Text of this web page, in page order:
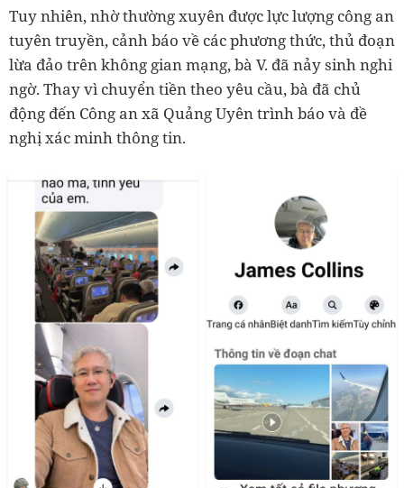
Tuy nhiên, nhờ thường xuyên được lực lượng công an
tuyên truyền, cảnh báo về các phương thức, thủ đoạn
lừa đảo trên không gian mạng, bà V. đã nảy sinh nghi
ngờ. Thay vì chuyển tiền theo yêu cầu, bà đã chủ
động đến Công an xã Quảng Uyên trình báo và đề
nghị xác minh thông tin.